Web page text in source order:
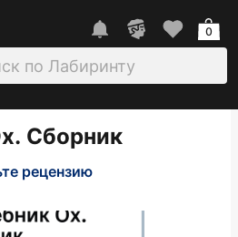
0
Сборник
рецензию